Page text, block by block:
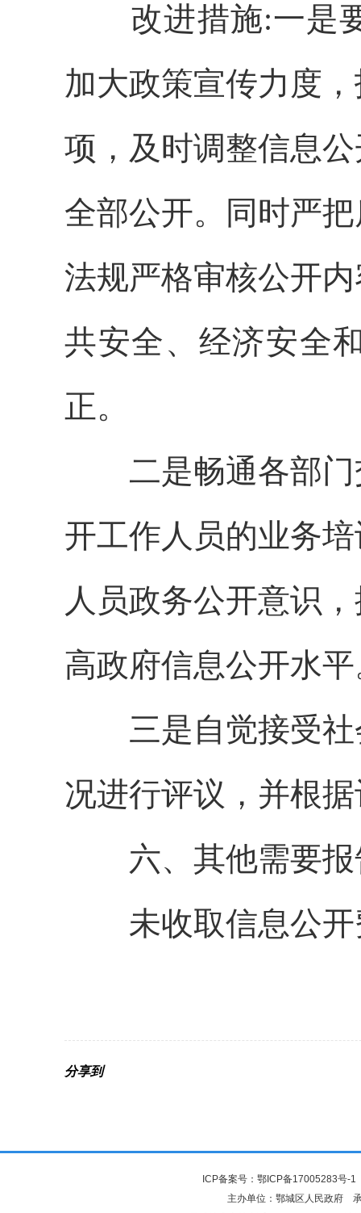
改进措施:一是要
加大政策宣传力度
项，及时调整信息
全部公开。同时严
法规严格审核公开
共安全、经济安全
正。
二是畅通各部门
开工作人员的业务
人员政务公开意识
高政府信息公开水
三是自觉接受社
况进行评议，并根
六、其他需要报
未收取信息公开
分享到
ICP备案号： 鄂ICP备17005283号-1
主办单位：鄂城区人民政府